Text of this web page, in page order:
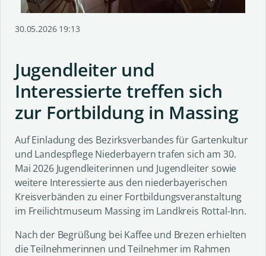
30.05.2026 19:13
Jugendleiter und
Interessierte treffen sich
zur Fortbildung in Massing
Auf Einladung des Bezirksverbandes für Gartenkultur
und Landespflege Niederbayern trafen sich am 30.
Mai 2026 Jugendleiterinnen und Jugendleiter sowie
weitere Interessierte aus den niederbayerischen
Kreisverbänden zu einer Fortbildungsveranstaltung
im Freilichtmuseum Massing im Landkreis Rottal-Inn.
Nach der Begrüßung bei Kaffee und Brezen erhielten
die Teilnehmerinnen und Teilnehmer im Rahmen